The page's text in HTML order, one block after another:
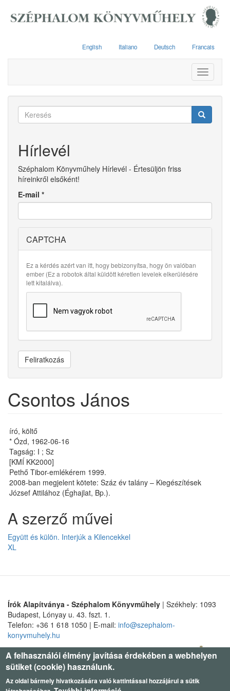
English Italiano Deutsch Francais
Toggle
Keresés
Hírlevél
Széphalom Könyvműhely Hírlevél - Értesüljön friss
híreinkről elsőként!
E-mail *
CAPTCHA
Ez a kérdés azért van itt, hogy bebizonyítsa, hogy ön valóban
ember (Ez a robotok által küldött kéretlen levelek elkerülésére
lett kitalálva).
Feliratkozás
Csontos János
író, költő
* Ózd, 1962-06-16
Tagság: I ; Sz
[KMÍ KK2000]
Pethő Tibor-emlékérem 1999.
2008-ban megjelent kötete: Száz év talány – Kiegészítések
József Attilához (Éghajlat, Bp.).
A szerző művei
Együtt és külön. Interjúk a Kilencekkel
XL
Írók Alapítványa - Széphalom Könyvműhely | Székhely: 1093
Budapest, Lónyay u. 43. fszt. 1.
Telefon: +36 1 618 1050 | E-mail: info@szephalom-
konyvmuhely.hu
A felhasználói élmény javítása érdekében a webhelyen
sütiket (cookie) használunk.
Az oldal bármely hivatkozására való kattintással hozzájárul a sütik